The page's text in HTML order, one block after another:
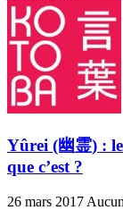
Yûrei (幽霊) :
que c’est ?
26 mars 2017